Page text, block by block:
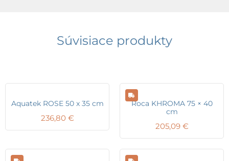
Súvisiace produkty
Aquatek ROSE 50 x 35 cm
236,80 €
Roca KHROMA 75 × 40
cm
205,09 €